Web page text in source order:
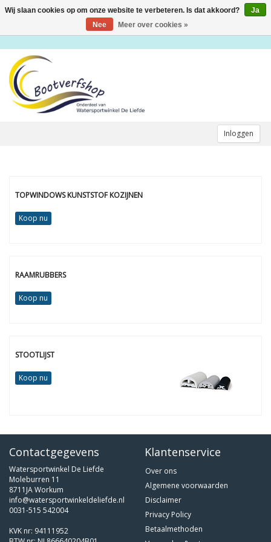
Inloggen
Toggle
TOPWINDOWS KUNSTSTOF KOZIJNEN
Koop nu
RAAMRUBBERS
Koop nu
STOOTLIJST
Koop nu
Contactgegevens
Watersportwinkel De Liefde
Moleburren 11
8711JA Workum
info@watersportwinkeldeliefde.nl
0031-515 542004
KVK nr: 94111952
Klantenservice
Over ons
Algemene voorwaarden
Disclaimer
Privacy Policy
Betaalmethoden
Wij slaan cookies op om onze website te verbeteren. Is dat akkoord?
Ja
Nee
Meer over cookies »